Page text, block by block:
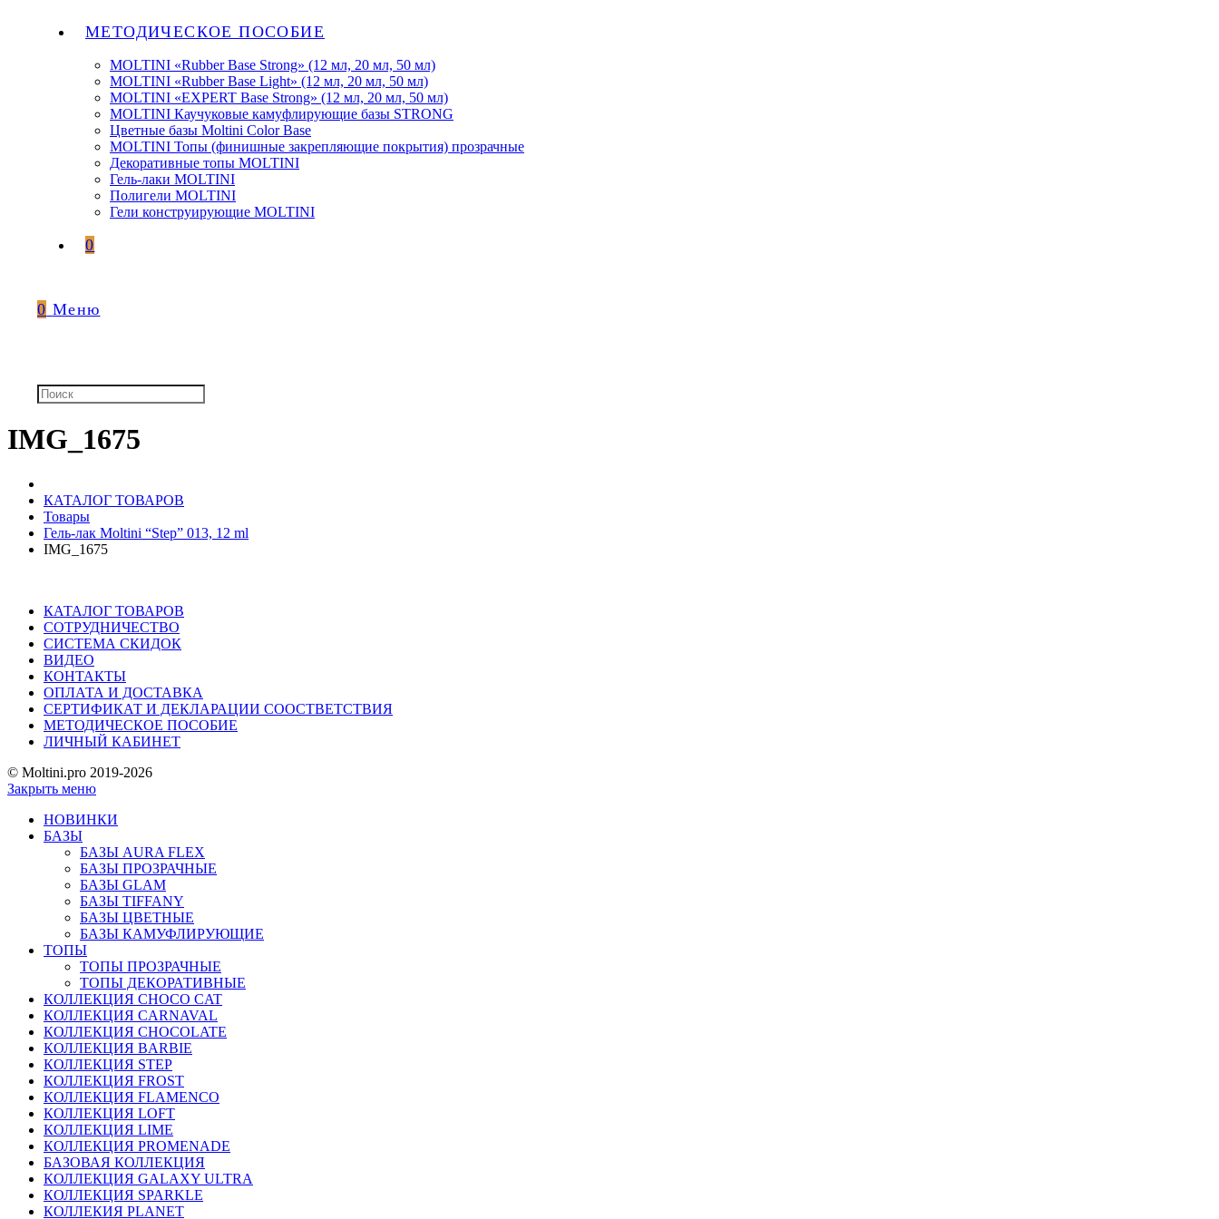
МЕТОДИЧЕСКОЕ ПОСОБИЕ
MOLTINI «Rubber Base Strong» (12 мл, 20 мл, 50 мл)
MOLTINI «Rubber Base Light» (12 мл, 20 мл, 50 мл)
MOLTINI «EXPERT Base Strong» (12 мл, 20 мл, 50 мл)
MOLTINI Каучуковые камуфлирующие базы STRONG
Цветные базы Moltini Color Base
MOLTINI Топы (финишные закрепляющие покрытия) прозрачные
Декоративные топы MOLTINI
Гель-лаки MOLTINI
Полигели MOLTINI
Гели конструирующие MOLTINI
0
0 Меню
IMG_1675
КАТАЛОГ ТОВАРОВ
Товары
Гель-лак Moltini “Step” 013, 12 ml
IMG_1675
КАТАЛОГ ТОВАРОВ
СОТРУДНИЧЕСТВО
СИСТЕМА СКИДОК
ВИДЕО
КОНТАКТЫ
ОПЛАТА И ДОСТАВКА
СЕРТИФИКАТ И ДЕКЛАРАЦИИ СООСТВЕТСТВИЯ
МЕТОДИЧЕСКОЕ ПОСОБИЕ
ЛИЧНЫЙ КАБИНЕТ
© Moltini.pro 2019-2026
Закрыть меню
НОВИНКИ
БАЗЫ
БАЗЫ AURA FLEX
БАЗЫ ПРОЗРАЧНЫЕ
БАЗЫ GLAM
БАЗЫ TIFFANY
БАЗЫ ЦВЕТНЫЕ
БАЗЫ КАМУФЛИРУЮЩИЕ
ТОПЫ
ТОПЫ ПРОЗРАЧНЫЕ
ТОПЫ ДЕКОРАТИВНЫЕ
КОЛЛЕКЦИЯ CHOCO CAT
КОЛЛЕКЦИЯ CARNAVAL
КОЛЛЕКЦИЯ CHOCOLATE
КОЛЛЕКЦИЯ BARBIE
КОЛЛЕКЦИЯ STEP
КОЛЛЕКЦИЯ FROST
КОЛЛЕКЦИЯ FLAMENCO
КОЛЛЕКЦИЯ LOFT
КОЛЛЕКЦИЯ LIME
КОЛЛЕКЦИЯ PROMENADE
БАЗОВАЯ КОЛЛЕКЦИЯ
КОЛЛЕКЦИЯ GALAXY ULTRA
КОЛЛЕКЦИЯ SPARKLE
КОЛЛЕКИЯ PLANET